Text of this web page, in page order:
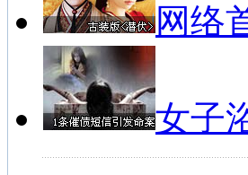
6甜瓜缺阵皮尔斯里程碑 篮网负
7鲁能出线分析：两种情况可晋
8ESPN投票杜兰特无悬念当MVP
9三权威预测看衰火箭夺冠 实力
10桑兰晒与儿子合影：度过鬼门
网络
女子